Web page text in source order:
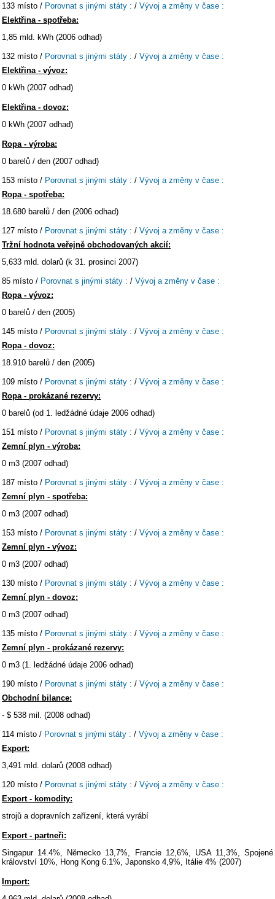
133 místo / Porovnat s jinými státy : / Vývoj a změny v čase :
Elektřina - spotřeba:
1,85 mld. kWh (2006 odhad)
132 místo / Porovnat s jinými státy : / Vývoj a změny v čase :
Elektřina - vývoz:
0 kWh (2007 odhad)
Elektřina - dovoz:
0 kWh (2007 odhad)
Ropa - výroba:
0 barelů / den (2007 odhad)
153 místo / Porovnat s jinými státy : / Vývoj a změny v čase :
Ropa - spotřeba:
18.680 barelů / den (2006 odhad)
127 místo / Porovnat s jinými státy : / Vývoj a změny v čase :
Tržní hodnota veřejně obchodovaných akcií:
5,633 mld. dolarů (k 31. prosinci 2007)
85 místo / Porovnat s jinými státy : / Vývoj a změny v čase :
Ropa - vývoz:
0 barelů / den (2005)
145 místo / Porovnat s jinými státy : / Vývoj a změny v čase :
Ropa - dovoz:
18.910 barelů / den (2005)
109 místo / Porovnat s jinými státy : / Vývoj a změny v čase :
Ropa - prokázané rezervy:
0 barelů (od 1. ledžádné údaje 2006 odhad)
151 místo / Porovnat s jinými státy : / Vývoj a změny v čase :
Zemní plyn - výroba:
0 m3 (2007 odhad)
187 místo / Porovnat s jinými státy : / Vývoj a změny v čase :
Zemní plyn - spotřeba:
0 m3 (2007 odhad)
153 místo / Porovnat s jinými státy : / Vývoj a změny v čase :
Zemní plyn - vývoz:
0 m3 (2007 odhad)
130 místo / Porovnat s jinými státy : / Vývoj a změny v čase :
Zemní plyn - dovoz:
0 m3 (2007 odhad)
135 místo / Porovnat s jinými státy : / Vývoj a změny v čase :
Zemní plyn - prokázané rezervy:
0 m3 (1. ledžádné údaje 2006 odhad)
190 místo / Porovnat s jinými státy : / Vývoj a změny v čase :
Obchodní bilance:
- $ 538 mil. (2008 odhad)
114 místo / Porovnat s jinými státy : / Vývoj a změny v čase :
Export:
3,491 mld. dolarů (2008 odhad)
120 místo / Porovnat s jinými státy : / Vývoj a změny v čase :
Export - komodity:
strojů a dopravních zařízení, která vyrábí
Export - partneři:
Singapur 14.4%, Německo 13,7%, Francie 12,6%, USA 11,3%, Spojené
království 10%, Hong Kong 6.1%, Japonsko 4,9%, Itálie 4% (2007)
Import: